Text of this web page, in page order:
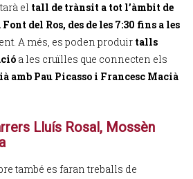
el tall de trànsit a tot l’àmbit de
del Ros, des de les 7:30 fins a les
A més, es poden produir talls
a les cruïlles que connecten els
amb Pau Picasso i Francesc Macià
Lluís Rosal, Mossèn
també es faran treballs de